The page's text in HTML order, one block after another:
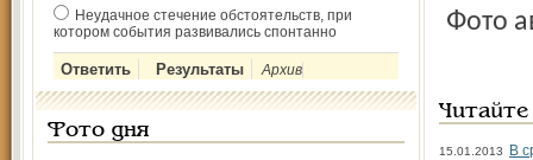
Неудачное стечение обстоятельств, при
котором события развивались спонтанно
Архив
Фото дня
Фото
15.01.2013
В